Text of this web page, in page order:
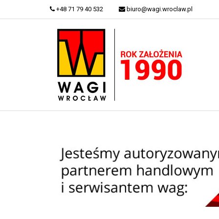
+48 71 79 40 532 biuro@wagi.wroclaw.pl